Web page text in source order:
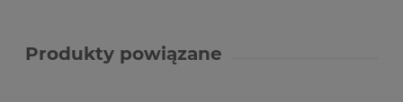
Produkty powiązane